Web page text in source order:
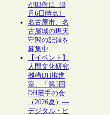
が83件に（8
月6日時点）
名古屋市、名
古屋城の現天
守閣の記録を
募集中
【イベント】
人間文化研究
機構DH推進
室、「第5回
DH若手の会
（2026夏）―
デジタル・ヒ